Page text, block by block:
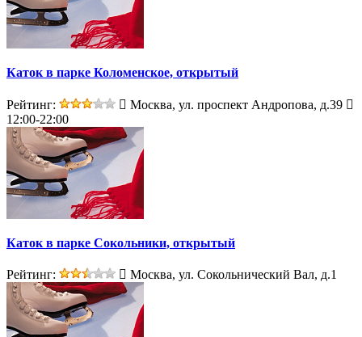
Каток в парке Коломенское, открытый
Рейтинг:
Москва, ул. проспект Андропова, д.39
12:00-22:00
Каток в парке Сокольники, открытый
Рейтинг: Москва, ул. Сокольнический Вал, д.1